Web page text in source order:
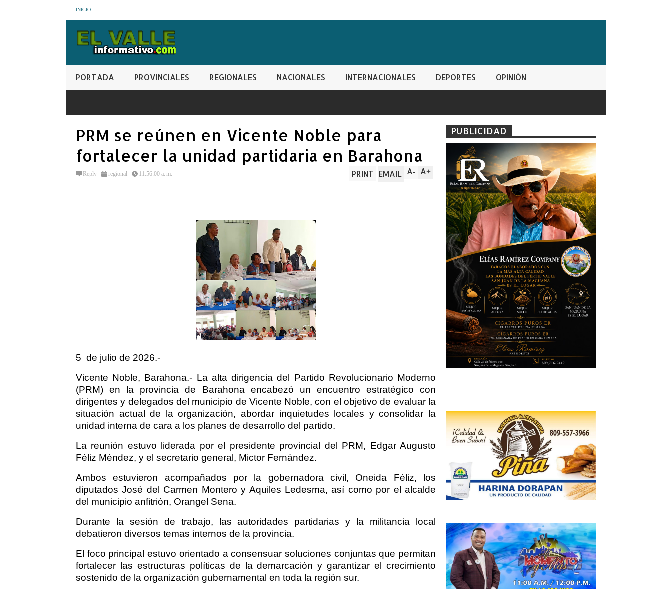
INICIO
PORTADA PROVINCIALES REGIONALES NACIONALES INTERNACIONALES DEPORTES OPINIÓN
PRM se reúnen en Vicente Noble para
fortalecer la unidad partidaria en Barahona
Reply regional 11:56:00 a. m. A+
A-
PRINT EMAIL
5 de julio de 2026.-
Vicente Noble, Barahona.- La alta dirigencia del Partido Revolucionario Moderno
(PRM) en la provincia de Barahona encabezó un encuentro estratégico con
dirigentes y delegados del municipio de Vicente Noble, con el objetivo de evaluar la
situación actual de la organización, abordar inquietudes locales y consolidar la
unidad interna de cara a los planes de desarrollo del partido.
La reunión estuvo liderada por el presidente provincial del PRM, Edgar Augusto
Féliz Méndez, y el secretario general, Mictor Fernández.
Ambos estuvieron acompañados por la gobernadora civil, Oneida Féliz, los
diputados José del Carmen Montero y Aquiles Ledesma, así como por el alcalde
del municipio anfitrión, Orangel Sena.
Durante la sesión de trabajo, las autoridades partidarias y la militancia local
debatieron diversos temas internos de la provincia.
El foco principal estuvo orientado a consensuar soluciones conjuntas que permitan
fortalecer las estructuras políticas de la demarcación y garantizar el crecimiento
sostenido de la organización gubernamental en toda la región sur.
PUBLICIDAD